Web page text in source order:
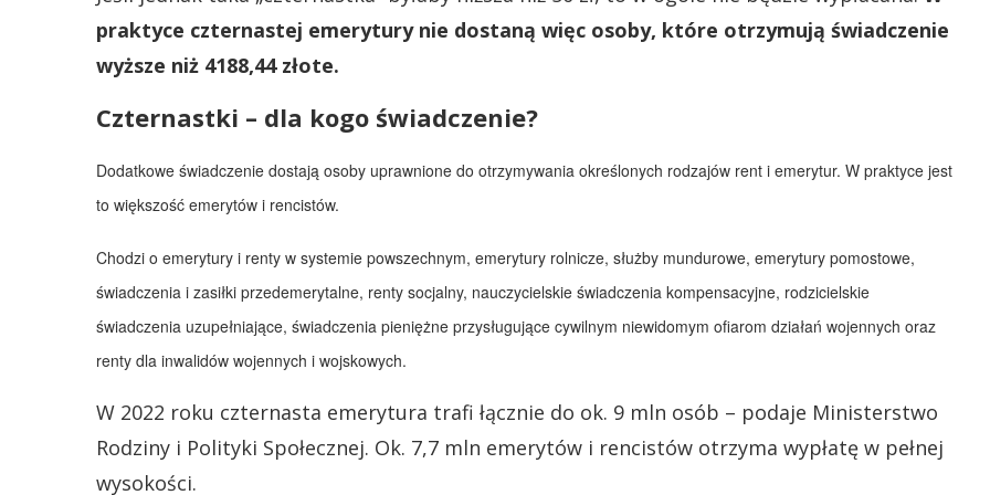
praktyce czternastej emerytury nie dostaną więc osoby, które otrzymują świadczenie
wyższe niż 4188,44 złote.
Czternastki – dla kogo świadczenie?
Dodatkowe świadczenie dostają osoby uprawnione do otrzymywania określonych rodzajów rent i emerytur. W praktyce jest
to większość emerytów i rencistów.
Chodzi o emerytury i renty w systemie powszechnym, emerytury rolnicze, służby mundurowe, emerytury pomostowe,
świadczenia i zasiłki przedemerytalne, renty socjalny, nauczycielskie świadczenia kompensacyjne, rodzicielskie
świadczenia uzupełniające, świadczenia pieniężne przysługujące cywilnym niewidomym ofiarom działań wojennych oraz
renty dla inwalidów wojennych i wojskowych.
W 2022 roku czternasta emerytura trafi łącznie do ok. 9 mln osób – podaje Ministerstwo
Rodziny i Polityki Społecznej. Ok. 7,7 mln emerytów i rencistów otrzyma wypłatę w pełnej
wysokości.